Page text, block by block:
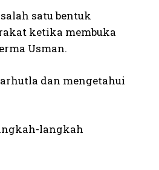
satu bentuk
ketika membuka
Usman.
dan mengetahui
langkah